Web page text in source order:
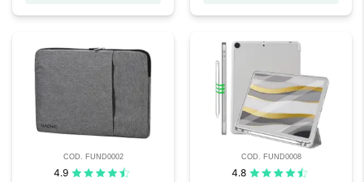
COD. FUND0002
4.9
COD. FUND0008
4.8